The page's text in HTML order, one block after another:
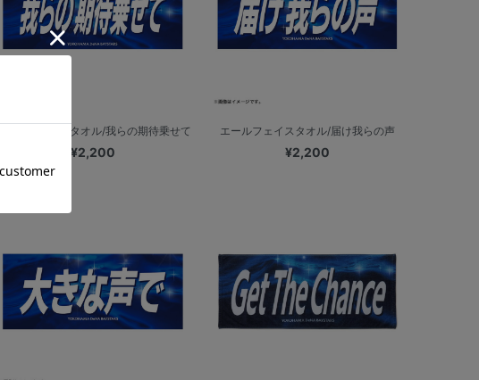
エールフェイスタオル/我らの期待乗せて
¥2,200
エールフェイスタオル/届け我らの声
¥2,200